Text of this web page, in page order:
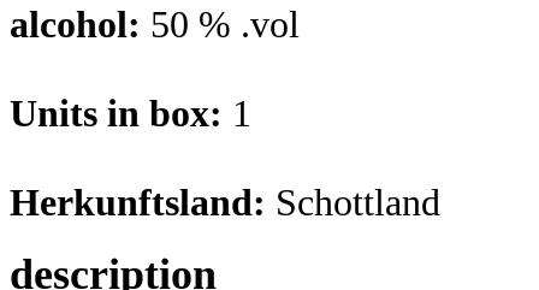
alcohol: 50 % .vol
Units in box: 1
Herkunftsland: Schottland
description